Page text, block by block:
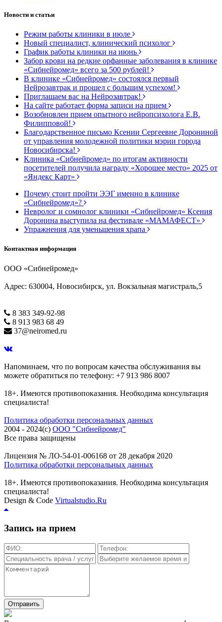
Новости и статьи
Режим работы клиники в июле
Новый специалист, клинический психолог
График работы клиники на июнь
Забор крови на редкие орфанные заболевания в клинике
«Сибнейромед» всего за 500 рублей!
В клинике «Сибнейромед» состоялся первый
Нейрозавтрак и прошел с большим успехом!
Приглашаем вас на Нейрозавтрак!
На сайте работает форма записи на прием
Возобновлен прием опытного нейропсихолога Е.В.
Филипповой!
Благодарственное письмо Ксении Сергеевне Дорониной
от управления молодежной политики мэрии города
Новосибирска!
Клиника «Сибнейромед» по итогам активности
посетителей получила награду «Хорошее место» 2025 от
«Яндекс Карт»
Почему стоит пройти ЭЭГ именно в клинике
«Сибнейромед»?
Невролог и сомнолог клиники «Сибнейромед» Ксения
Доронина выступила на фестивале «МАМАФЕСТ»
Упражнения для уменьшения храпа
Контактная информация
ООО «Сибнейромед»
Адрес: 630004, Новосибирск, ул. Вокзальная магистраль,5
8 383 349-92-98
8 913 983 68 49
37@neiromed.ru
Напоминаем, что по вопросам качества обслуживания вы
можете обратиться по телефону: +7 913 986 8007
18+. Имеются противопоказания. Необходима консультация
специалиста!
Политика обработки персональных данных
2004 - 2024(c) ООО "Сибнейромед"
Все права защищены
Лицензия № ЛО-54-01-006168 от 28 декабря 2020
Политика обработки персональных данных
18+. Имеются противопоказания. Необходима консультация
специалиста!
Design & Code Virtualstudio.Ru
Запись на прием
Отправить